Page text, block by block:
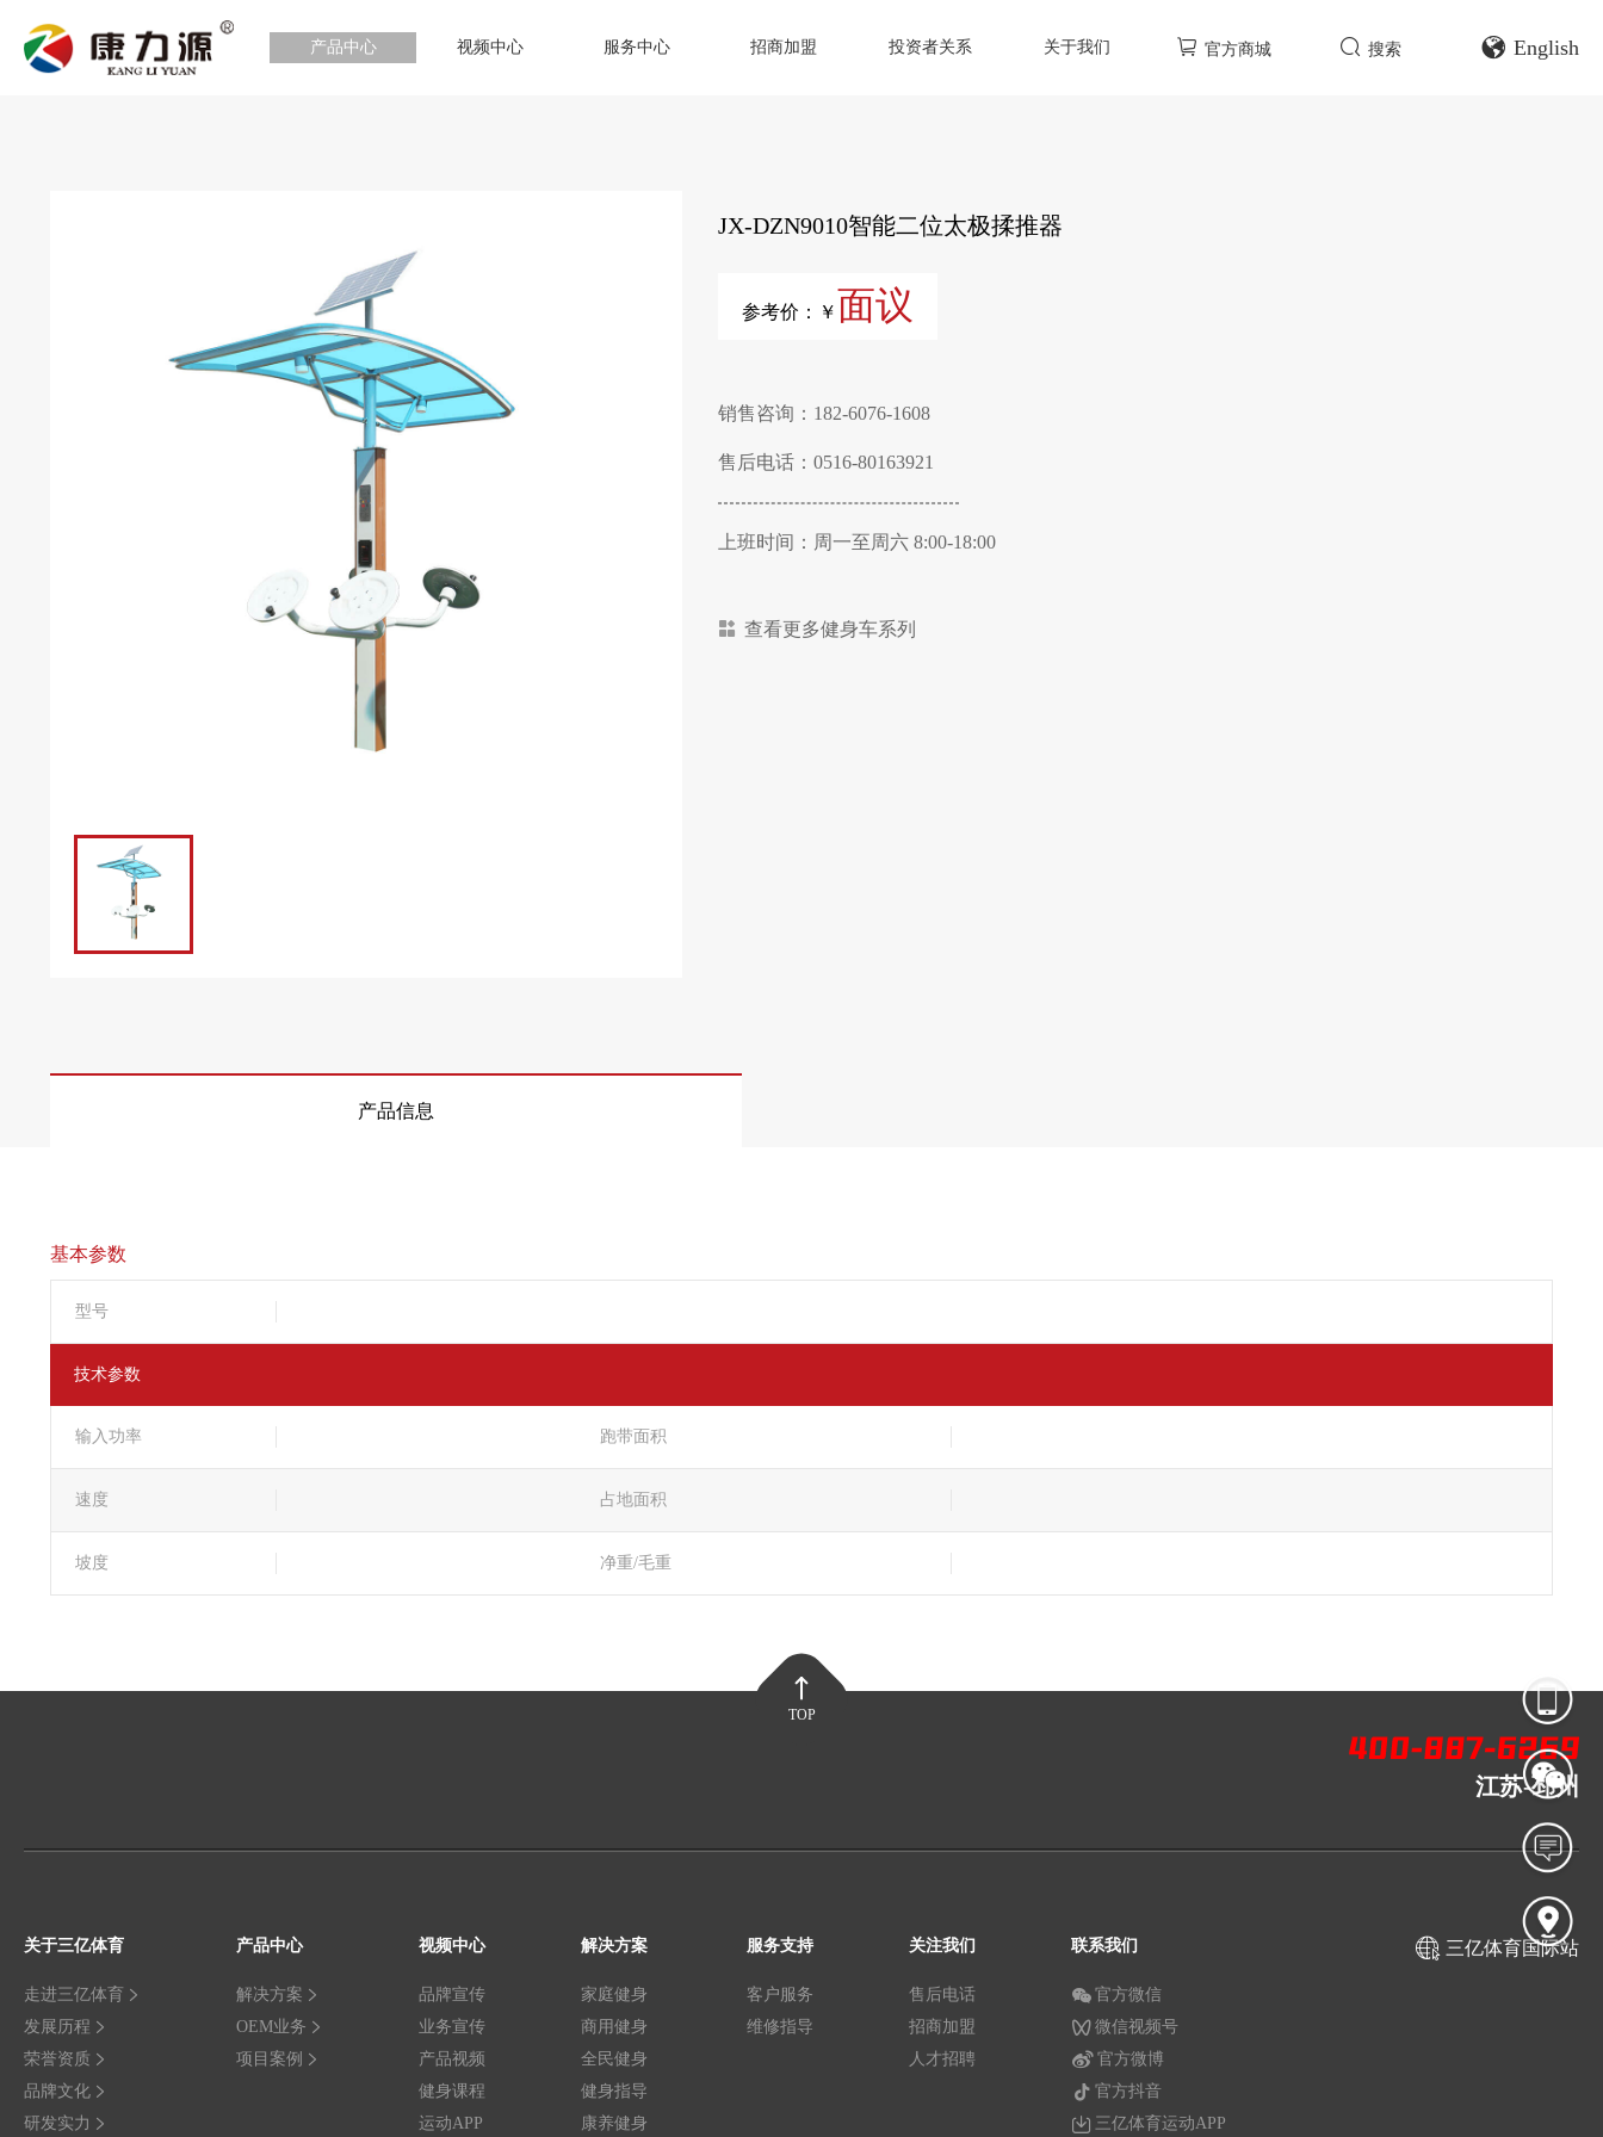
产品中心 视频中心 服务中心 招商加盟 投资者关系 关于我们 官方商城 搜索 English
JX-DZN9010智能二位太极揉推器
参考价：￥面议
销售咨询：182-6076-1608
售后电话：0516-80163921
上班时间：周一至周六 8:00-18:00
查看更多健身车系列
产品信息
基本参数
型号
技术参数
输入功率 跑带面积
速度 占地面积
坡度 净重/毛重
TOP
江苏-邳州
关于三亿体育
走进三亿体育
发展历程
荣誉资质
品牌文化
研发实力
产品中心
解决方案
OEM业务
项目案例
视频中心
品牌宣传
业务宣传
产品视频
健身课程
运动APP
解决方案
家庭健身
商用健身
全民健身
健身指导
康养健身
服务支持
客户服务
维修指导
关注我们
售后电话
招商加盟
人才招聘
联系我们
官方微信
微信视频号
官方微博
官方抖音
三亿体育运动APP
三亿体育国际站